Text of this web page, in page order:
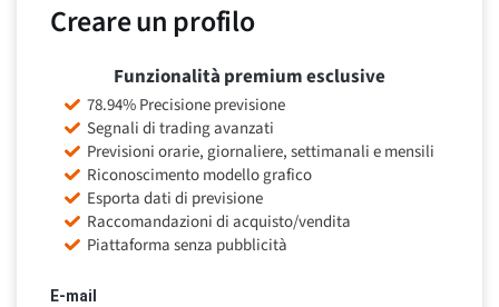
Creare un profilo
E-mail
Funzionalità premium esclusive
78.94% Precisione previsione
Segnali di trading avanzati
Previsioni orarie, giornaliere, settimanali e mensili
Riconoscimento modello grafico
Esporta dati di previsione
Raccomandazioni di acquisto/vendita
Piattaforma senza pubblicità